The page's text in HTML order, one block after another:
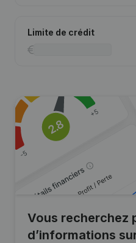
Limite de crédit
Vous recherchez
d’informations